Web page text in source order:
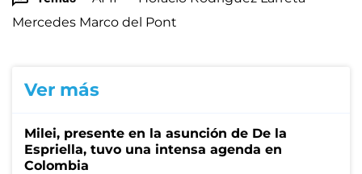
Mercedes Marco del Pont
Ver más
Milei, presente en la asunción de De la
Espriella, tuvo una intensa agenda en
Colombia